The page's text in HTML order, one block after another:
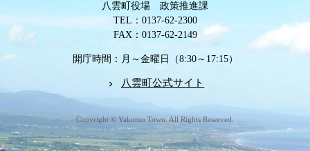
八雲町役場 政策推進課
TEL：0137-62-2300
FAX：0137-62-2149
開庁時間：月～金曜日（8:30～17:15）
八雲町公式サイト
Copyright © Yakumo Town. All Rights Reserved.